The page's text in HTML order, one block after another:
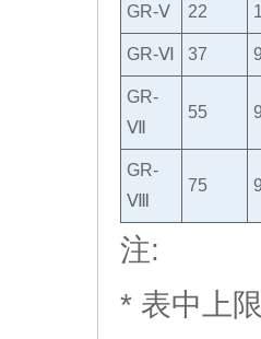
GR-Ⅴ 22
GR-Ⅵ 37
GR-
Ⅶ
55
GR-
Ⅷ
75
注:
* 表中上